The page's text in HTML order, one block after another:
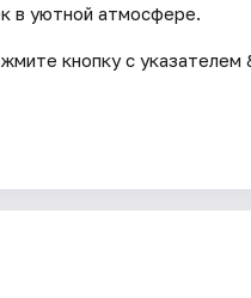
в уютной атмосфере.
кнопку с указателем